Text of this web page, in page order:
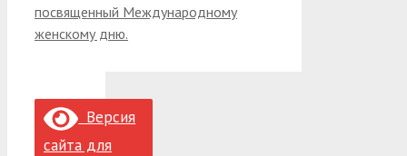
посвященный Международному
женскому дню.
Версия
сайта для